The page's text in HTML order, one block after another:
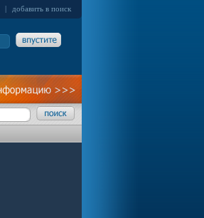
| добавить в поиск